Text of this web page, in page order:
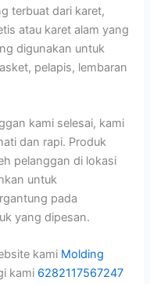
terbuat dari karet,
atau karet alam yang
digunakan untuk
pelapis, lembaran
kami selesai, kami
dan rapi. Produk
pelanggan di lokasi
untuk
pada
yang dipesan.
kami Molding
kami 6282117567247